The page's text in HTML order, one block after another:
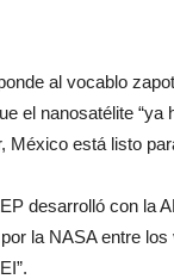
al vocablo
el nanosatélite
México está listo
desarrolló con la
la NASA entre